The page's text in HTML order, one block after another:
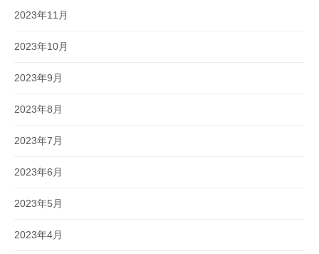
2023年11月
2023年10月
2023年9月
2023年8月
2023年7月
2023年6月
2023年5月
2023年4月